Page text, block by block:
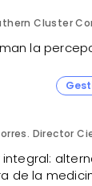
la
de la